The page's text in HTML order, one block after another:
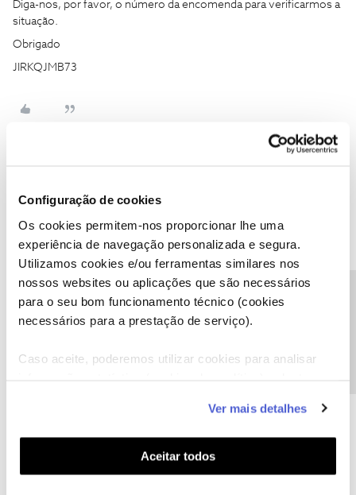
Configuração de cookies
Os cookies permitem-nos proporcionar lhe uma
experiência de navegação personalizada e segura.
Utilizamos cookies e/ou ferramentas similares nos
nossos websites ou aplicações que são necessários
para o seu bom funcionamento técnico (cookies
necessários para a prestação de serviço).
Caso aceite, poderemos utilizar cookies para analisar
funcionalidades (cookies de personalização e
funcionalidade) e adaptar anúncios aos seus interesses
(cookies de publicidade personalizada). Pode gerir a
utilização dos cookies clicando em "Configurar
Ver mais detalhes
Aceitar todos
Diga-nos, por favor, o número da encomenda para verificarmos a
situação.
Obrigado
JIRKQJMB73
Hoje é sábado não me parece que isso vá acontecer
S Sandy isa AUTOR Forum|Forum|3 years ago